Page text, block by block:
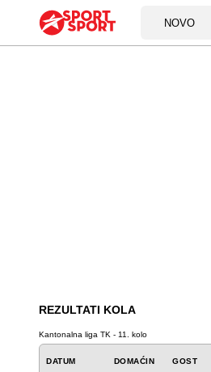
NOVO
REZULTATI KOLA
Kantonalna liga TK - 11. kolo
DATUM DOMAĆIN GOST